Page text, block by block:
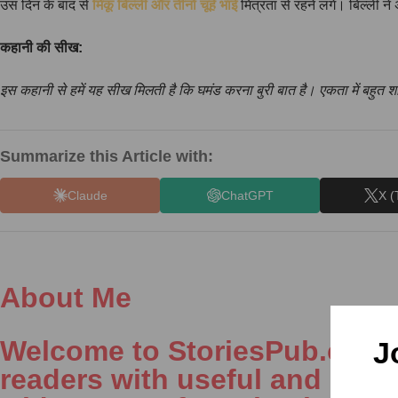
उस दिन के बाद से मिंकू बिल्ली और तीनों चूहे भाईमित्रता से रहने लगे। बिल्ली ने
कहानी की सीख:
इस कहानी से हमें यह सीख मिलती है कि घमंड करना बुरी बात है। एकता में बहुत
Summarize this Article with:
Claude ChatGPT X
About Me
Welcome to
readers with useful and